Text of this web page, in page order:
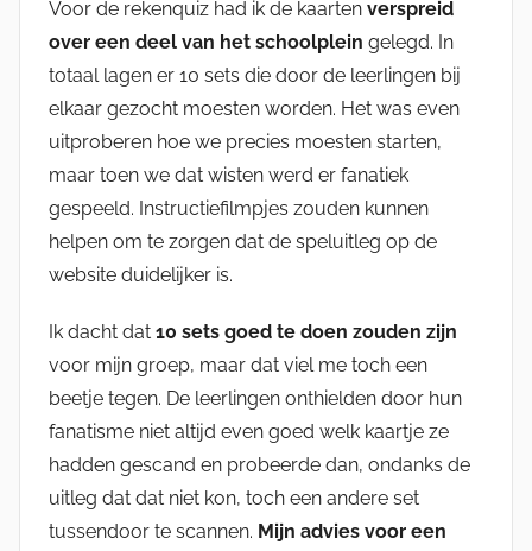
Voor de rekenquiz had ik de kaarten verspreid
over een deel van het schoolplein gelegd. In
totaal lagen er 10 sets die door de leerlingen bij
elkaar gezocht moesten worden. Het was even
uitproberen hoe we precies moesten starten,
maar toen we dat wisten werd er fanatiek
gespeeld. Instructiefilmpjes zouden kunnen
helpen om te zorgen dat de speluitleg op de
website duidelijker is.
Ik dacht dat 10 sets goed te doen zouden zijn
voor mijn groep, maar dat viel me toch een
beetje tegen. De leerlingen onthielden door hun
fanatisme niet altijd even goed welk kaartje ze
hadden gescand en probeerde dan, ondanks de
uitleg dat dat niet kon, toch een andere set
tussendoor te scannen. Mijn advies voor een